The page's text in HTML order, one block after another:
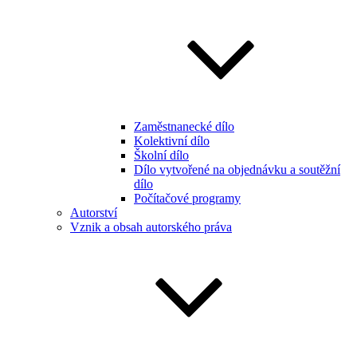
Zaměstnanecké dílo
Kolektivní dílo
Školní dílo
Dílo vytvořené na objednávku a soutěžní
dílo
Počítačové programy
Autorství
Vznik a obsah autorského práva